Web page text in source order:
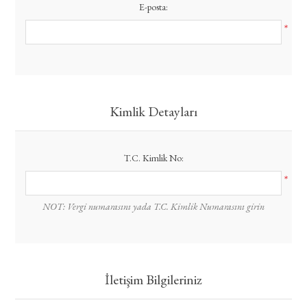
E-posta:
*
Kimlik Detayları
T.C. Kimlik No:
*
NOT: Vergi numarasını yada T.C. Kimlik Numarasını girin
İletişim Bilgileriniz